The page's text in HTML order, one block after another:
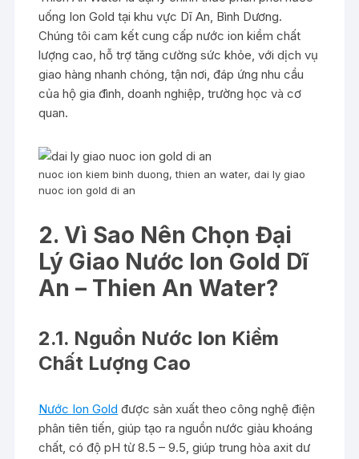
uống Ion Gold tại khu vực Dĩ An, Bình Dương.
Chúng tôi cam kết cung cấp nước ion kiềm chất
lượng cao, hỗ trợ tăng cường sức khỏe, với dịch vụ
giao hàng nhanh chóng, tận nơi, đáp ứng nhu cầu
của hộ gia đình, doanh nghiệp, trường học và cơ
quan.
nuoc ion kiem binh duong, thien an water, dai ly giao
nuoc ion gold di an
2. Vì Sao Nên Chọn Đại
Lý Giao Nước Ion Gold Dĩ
An – Thien An Water?
2.1. Nguồn Nước Ion Kiềm
Chất Lượng Cao
Nước Ion Gold được sản xuất theo công nghệ điện
phân tiên tiến, giúp tạo ra nguồn nước giàu khoáng
chất, có độ pH từ 8.5 – 9.5, giúp trung hòa axit dư